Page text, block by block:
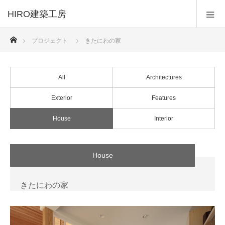
HIRO建築工房
プロジェクト きたにわの家
All Architectures
Exterior Features
House Interior
House
きたにわの家